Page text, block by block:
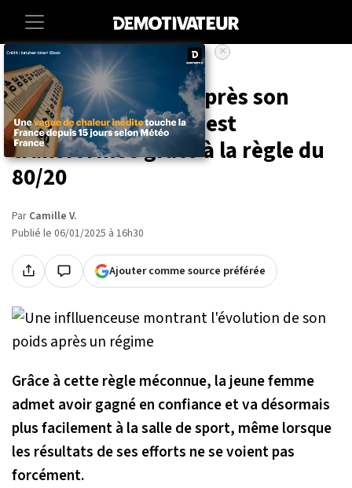
Accueil Lifestyle
Elle a perdu 18 kg après son
accouchement et s'est
transformée grâce à la règle du
80/20
Par Camille V.
Publié le 06/01/2025 à 16h30
Ajouter comme source préférée
Grâce à cette règle méconnue, la jeune femme
admet avoir gagné en confiance et va désormais
plus facilement à la salle de sport, même lorsque
les résultats de ses efforts ne se voient pas
forcément.
×